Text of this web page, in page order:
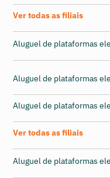
Ver todas as filiais
Aluguel de plataformas
Aluguel de plataformas
Aluguel de plataformas
Ver todas as filiais
Aluguel de plataformas